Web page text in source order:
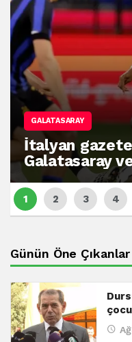
GALATASARAY
İtalyan
Galatasaray
Günün Öne Çıkanlar